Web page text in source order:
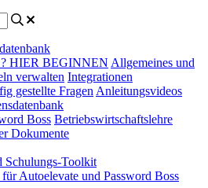
? HIER BEGINNEN Allgemeines und
verwalten Integrationen
gestellte Fragen Anleitungsvideos
Boss Betriebswirtschaftslehre
Dokumente
Schulungs-Toolkit
Autoelevate und Password Boss